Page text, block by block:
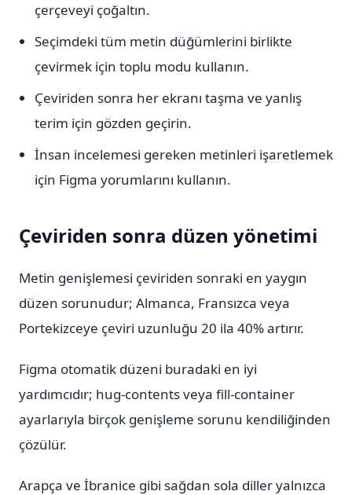
çerçeveyi çoğaltın.
Seçimdeki tüm metin düğümlerini birlikte
çevirmek için toplu modu kullanın.
Çeviriden sonra her ekranı taşma ve yanlış
terim için gözden geçirin.
İnsan incelemesi gereken metinleri işaretlemek
için Figma yorumlarını kullanın.
Çeviriden sonra düzen yönetimi
Metin genişlemesi çeviriden sonraki en yaygın
düzen sorunudur; Almanca, Fransızca veya
Portekizceye çeviri uzunluğu 20 ila 40% artırır.
Figma otomatik düzeni buradaki en iyi
yardımcıdır; hug-contents veya fill-container
ayarlarıyla birçok genişleme sorunu kendiliğinden
çözülür.
Arapça ve İbranice gibi sağdan sola diller yalnızca